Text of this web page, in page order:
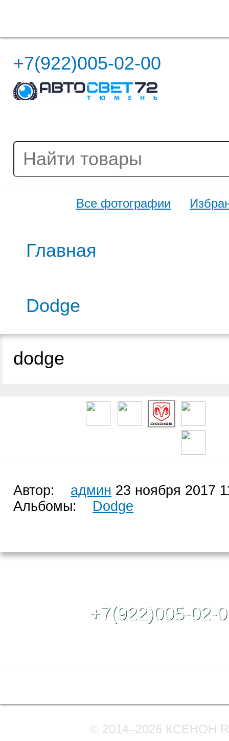
+7(922)005-02-00
Все фотографии
Главная
Dodge
dodge
Автор: админ 23 ноября 2017
Альбомы:
Dodge
+7(922)005-02-
© 2014–2026 КСЕНОН